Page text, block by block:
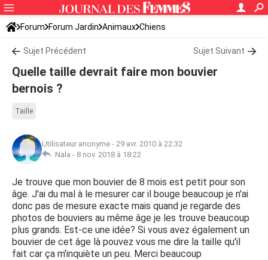
Forum Forum Jardin Animaux Chiens
Sujet Précédent Sujet Suivant
Quelle taille devrait faire mon bouvier
bernois ?
Taille
Utilisateur anonyme - 29 avr. 2010 à 22:32
Nala - 8 nov. 2018 à 18:22
Je trouve que mon bouvier de 8 mois est petit pour son
âge. J'ai du mal à le mesurer car il bouge beaucoup je n'ai
donc pas de mesure exacte mais quand je regarde des
photos de bouviers au même âge je les trouve beaucoup
plus grands. Est-ce une idée? Si vous avez également un
bouvier de cet âge là pouvez vous me dire la taille qu'il
fait car ça m'inquiète un peu. Merci beaucoup